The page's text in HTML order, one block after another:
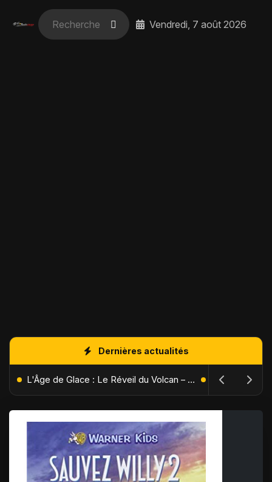
Vendredi, 7 août 2026
Dernières actualités
The Batman : Part II – Robert Pattinson replonge dans les ténèbres de Gotham dès octobre 2027